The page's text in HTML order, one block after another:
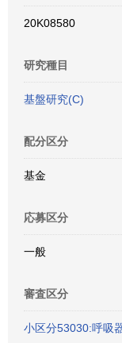
20K08580
研究種目
基盤研究(C)
配分区分
基金
応募区分
一般
審査区分
小区分53030:呼吸